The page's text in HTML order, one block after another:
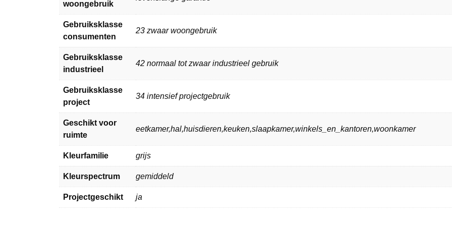
woongebruik
Gebruiksklasse
consumenten
23 zwaar woongebruik
Gebruiksklasse
industrieel
42 normaal tot zwaar industrieel gebruik
Gebruiksklasse
project
34 intensief projectgebruik
Geschikt voor
ruimte
eetkamer,hal,huisdieren,keuken,slaapkamer,winkels_en_kantoren,woonkamer
Kleurfamilie grijs
Kleurspectrum gemiddeld
Projectgeschikt ja